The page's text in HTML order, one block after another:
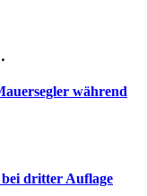
während
bei dritter Auflage